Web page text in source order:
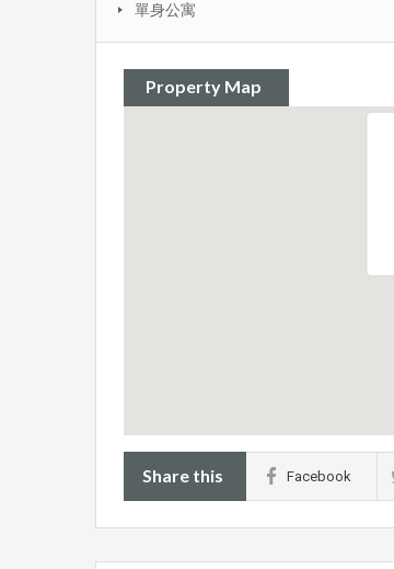
單身公寓
Property Map
Share this Facebook